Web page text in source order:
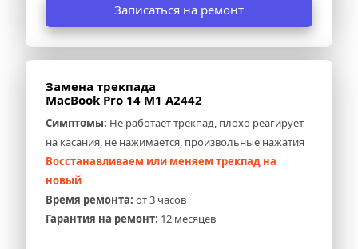
Записаться на ремонт
Замена трекпада
MacBook Pro 14 M1 A2442
Симптомы: Не работает трекпад, плохо реагирует
на касания, не нажимается, произвольные нажатия
Восстанавливаем или меняем трекпад на
новый
Время ремонта: от 3 часов
Гарантия на ремонт: 12 месяцев